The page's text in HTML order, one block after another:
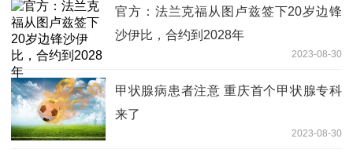
官方：法兰克福从图卢兹签下20岁边锋
沙伊比，合约到2028年
2023-08-30
甲状腺病患者注意 重庆首个甲状腺专科
来了
2023-08-30